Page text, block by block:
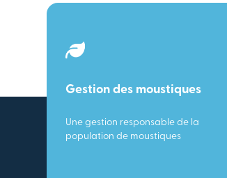
Gestion des moustiques
Une gestion responsable de la
population de moustiques